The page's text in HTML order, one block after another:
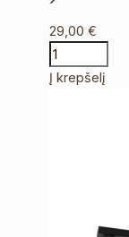
29,00€
Į krepšelį